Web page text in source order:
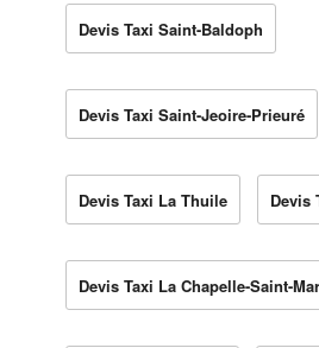
Devis Taxi Saint-Baldoph
Devis Taxi Saint-Jeoire-Prieuré
Devis Taxi La Thuile Devis
Devis Taxi La Chapelle-Saint-